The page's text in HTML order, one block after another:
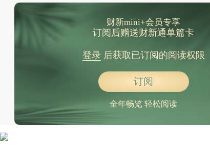
富士康加码郑州 拟投10亿元建新事业部大楼等
纳指爆跌推动日元升值 套利交易逆转影响几何
财新mini+会员专享
订阅后赠送财新通单篇卡
登录后获取已订阅的阅读权限
订阅
全年畅览 轻松阅读